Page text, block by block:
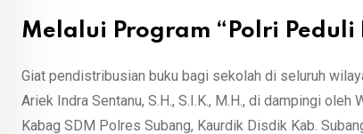
Melalui Program “Polri Peduli
Giat pendistribusian buku bagi sekolah di seluruh
Ariek Indra Sentanu, S.H., S.I.K., M.H., di dampingi oleh
Kabag SDM Polres Subang, Kaurdik Disdik Kab.